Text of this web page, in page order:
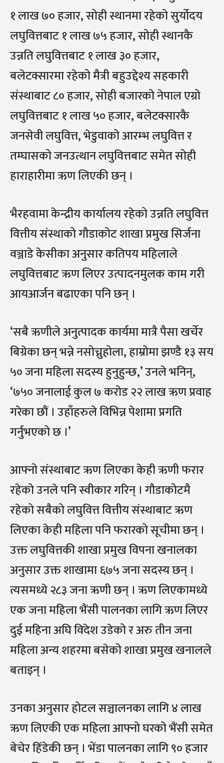
१ लाख ७० हजार, सोही स्थानमा रहेको सुर्योदय
लघुवित्तबाट १ लाख ७५ हजार, सोही स्थानकै
उन्नति लघुवित्तबाट १ लाख ३० हजार,
बलेटक्सारमा रहेको मैत्री बहुउद्देश्य सहकारी
संस्थाबाट ८० हजार, सोही बजारको नेपाल एग्रो
लघुवित्तबाट १ लाख ५० हजार, बलेटक्सारकै
जनसेवी लघुवित्त, भेडुवाको आरम्भ लघुवित्त र
तम्घासको जनउत्थान लघुवित्तबाट समेत सोही
हाराहारीमा ऋण लिएकी छन् ।
भैरहवामा केन्द्रीय कार्यालय रहेको उन्नति लघुवित्त
वित्तीय संस्थाको गौडाकोट शाखा प्रमुख सिर्जना
वञ्जाडे केसीका अनुसार कतिपय महिलाले
लघुवित्तबाट ऋण लिएर उत्पादनमुलक काम गरी
आयआर्जन बढाएका पनि छन् ।
‘सबै ऋणीले अनुत्पादक कार्यमा मात्रै पैसा खर्चेर
बिग्रेका छन् भन्ने नसोच्नुहोला, हाम्रोमा झण्डै १३ सय
५० जना महिला सदस्य हुनुहुन्छ,’ उनले भनिन्,
‘७५० जनालाई कुल ७ करोड २२ लाख ऋण प्रवाह
गरेका छौं । उहाँहरुले विभिन्न पेशामा प्रगति
गर्नुभएको छ ।’
आफ्नो संस्थाबाट ऋण लिएका केही ऋणी फरार
रहेको उनले पनि स्वीकार गरिन् । गौडाकोटमै
रहेको सबैको लघुवित्त वित्तीय संस्थाबाट ऋण
लिएका केही महिला पनि फरारको सूचीमा छन् ।
उक्त लघुवित्तकी शाखा प्रमुख विपना खनालका
अनुसार उक्त शाखामा ६७५ जना सदस्य छन् ।
त्यसमध्ये २८३ जना ऋणी छन् । ऋण लिएकामध्ये
एक जना महिला भैंसी पालनका लागि ऋण लिएर
दुई महिना अघि विदेश उडेको र अरु तीन जना
महिला अन्य शहरमा बसेको शाखा प्रमुख खनालले
बताइन् ।
उनका अनुसार होटल सञ्चालनका लागि ४ लाख
ऋण लिएकी एक महिला आफ्नो घरको भैंसी समेत
बेचेर हिँडेकी छन् । भेंडा पालनका लागि ९० हजार